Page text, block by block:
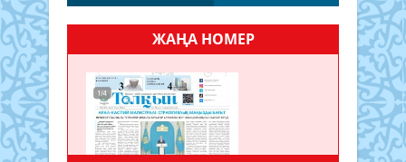
ЖАҢА НОМЕР